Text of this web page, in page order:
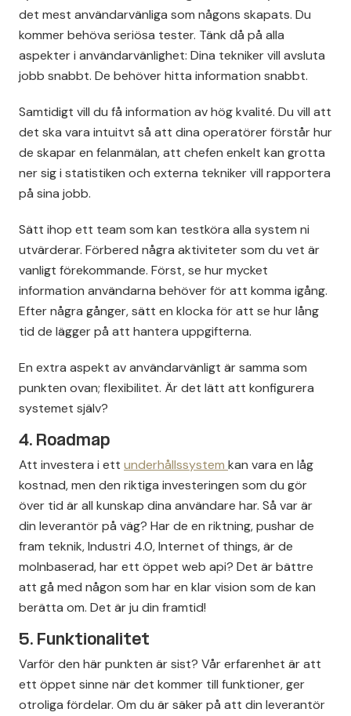
det mest användarvänliga som någons skapats. Du
kommer behöva seriösa tester. Tänk då på alla
aspekter i användarvänlighet: Dina tekniker vill avsluta
jobb snabbt. De behöver hitta information snabbt.
Samtidigt vill du få information av hög kvalité. Du vill att
det ska vara intuitvt så att dina operatörer förstår hur
de skapar en felanmälan, att chefen enkelt kan grotta
ner sig i statistiken och externa tekniker vill rapportera
på sina jobb.
Sätt ihop ett team som kan testköra alla system ni
utvärderar. Förbered några aktiviteter som du vet är
vanligt förekommande. Först, se hur mycket
information användarna behöver för att komma igång.
Efter några gånger, sätt en klocka för att se hur lång
tid de lägger på att hantera uppgifterna.
En extra aspekt av användarvänligt är samma som
punkten ovan; flexibilitet. Är det lätt att konfigurera
systemet själv?
4. Roadmap
Att investera i ett underhållssystem kan vara en låg
kostnad, men den riktiga investeringen som du gör
över tid är all kunskap dina användare har. Så var är
din leverantör på väg? Har de en riktning, pushar de
fram teknik, Industri 4.0, Internet of things, är de
molnbaserad, har ett öppet web api? Det är bättre
att gå med någon som har en klar vision som de kan
berätta om. Det är ju din framtid!
5. Funktionalitet
Varför den här punkten är sist? Vår erfarenhet är att
ett öppet sinne när det kommer till funktioner, ger
otroliga fördelar. Om du är säker på att din leverantör